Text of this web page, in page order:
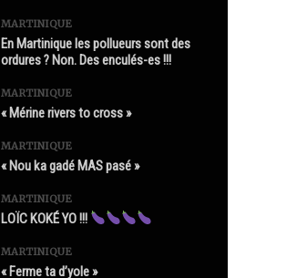
MARTINIQUE
En Martinique les pollueurs sont des
ordures ? Non. Des enculés-es !!!
MARTINIQUE
« Mérine rivers to cross »
MARTINIQUE
« Nou ka gadé MAS pasé »
MARTINIQUE
LOÏC KOKÉ YO !!!
MARTINIQUE
« Ferme ta d’yole »